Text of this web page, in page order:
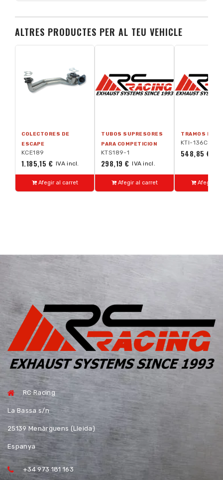
ALTRES PRODUCTES PER AL TEU VEHICLE
COLECTORES DE
ESCAPE
KCE189
1.185,15 € IVA incl.
Afegir al carret
TUBOS SUPRESORES
PARA COMPETICION
KTS189-1
298,19 € IVA incl.
Afegir al carret
TRAMOS
KTI-136C
548,85 €
Afegir al
RC Racing
La Bassa s/n
25139 Menàrguens (Lleida)
Espanya
+34 973 181 163